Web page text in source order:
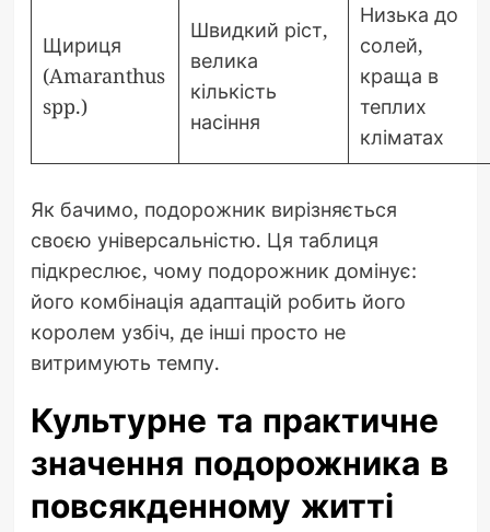
Щириця
(Amaranthus
spp.)
Швидкий ріст,
велика
кількість
насіння
Низька до
солей,
краща в
теплих
кліматах
Як бачимо, подорожник вирізняється
своєю універсальністю. Ця таблиця
підкреслює, чому подорожник домінує:
його комбінація адаптацій робить його
королем узбіч, де інші просто не
витримують темпу.
Культурне та практичне
значення подорожника в
повсякденному житті